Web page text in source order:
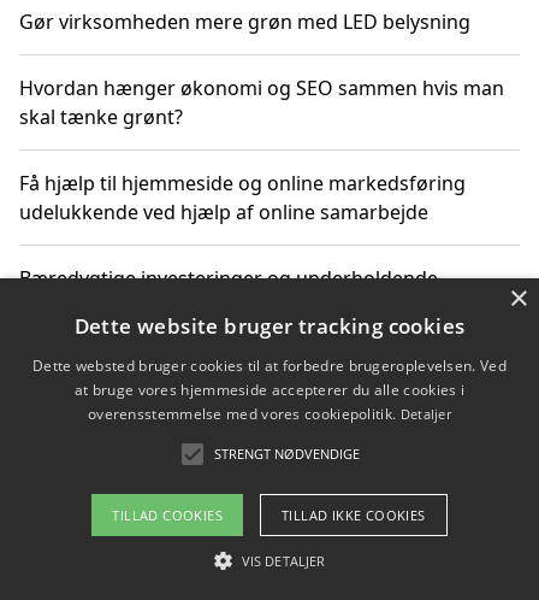
Gør virksomheden mere grøn med LED belysning
Hvordan hænger økonomi og SEO sammen hvis man
skal tænke grønt?
Få hjælp til hjemmeside og online markedsføring
udelukkende ved hjælp af online samarbejde
Bæredygtige investeringer og underholdende
Sådan kan online møder for virksomheder fremme
grønne investeringer
Copyright 2026 - Pilanto Aps
Om / kontakt
×
Dette website bruger tracking cookies
Dette websted bruger cookies til at forbedre brugeroplevelsen. Ved
at bruge vores hjemmeside accepterer du alle cookies i
overensstemmelse med vores cookiepolitik. Detaljer
STRENGT NØDVENDIGE
TILLAD COOKIES TILLAD IKKE COOKIES
VIS DETALJER